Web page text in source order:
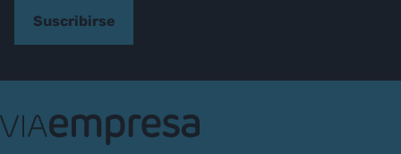
Suscribirse